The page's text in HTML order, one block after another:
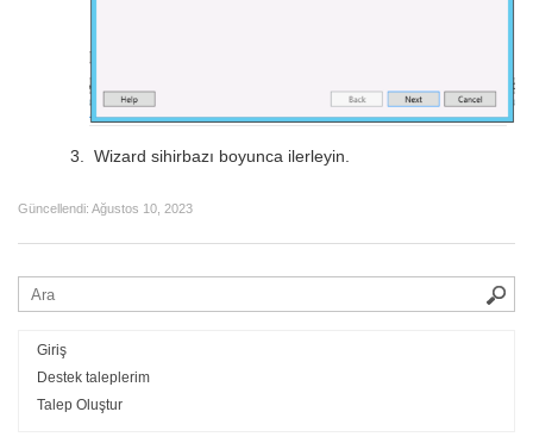
Wizard sihirbazı boyunca ilerleyin.
Güncellendi: Ağustos 10, 2023
Giriş
Destek taleplerim
Talep Oluştur